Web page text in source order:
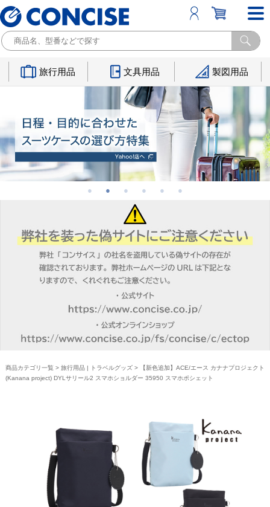
旅行用品 文具用品 製図用品
商品カテゴリ一覧 > 旅行用品 | トラベルグッズ> 【新色追加】ACE/エース カナナプロジェクト
(Kanana project) DYLサリール2 スマホショルダー 35950 スマホポシェット